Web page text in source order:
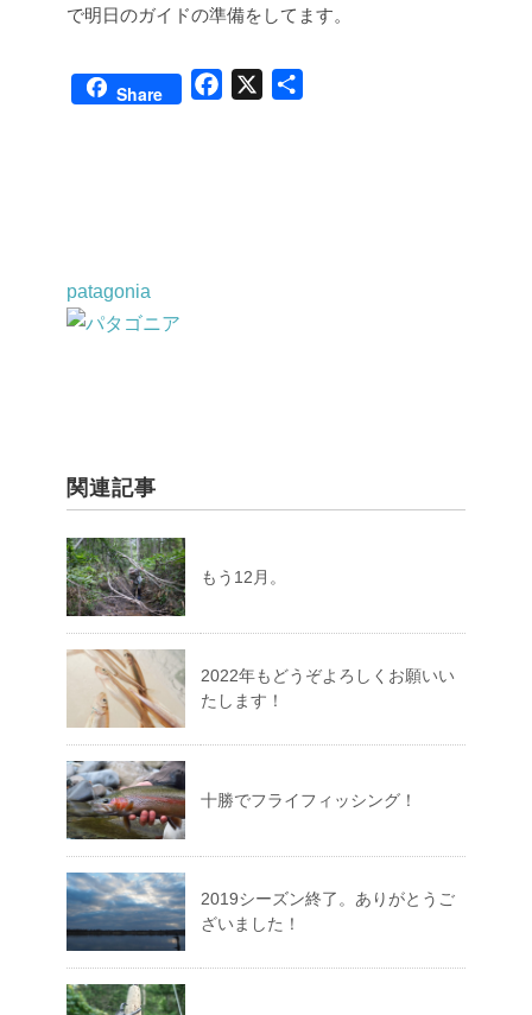
で明日のガイドの準備をしてます。
Share
patagonia
関連記事
もう12月。
2022年もどうぞよろしくお願いい
たします！
十勝でフライフィッシング！
2019シーズン終了。ありがとうご
ざいました！